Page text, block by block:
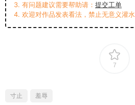
3. 有问题建议需要帮助请： 提交工单
4. 欢迎对作品发表看法，禁止无意义灌水
7
寸止 羞辱